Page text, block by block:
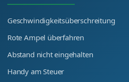
Geschwindigkeitsüberschreitung
Rote Ampel überfahren
Abstand nicht eingehalten
Handy am Steuer